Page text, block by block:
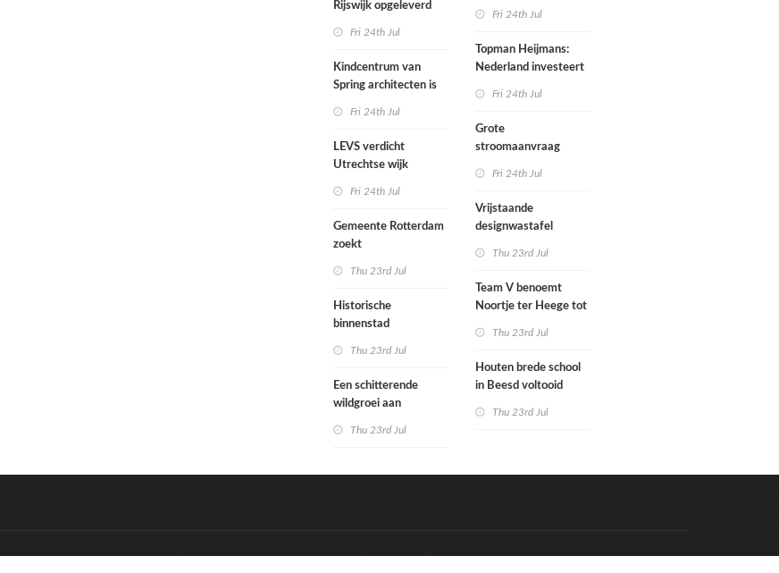
Rijswijk opgeleverd
Fri 24th Jul
Kindcentrum van
Spring architecten is
Fri 24th Jul
LEVS verdicht
Utrechtse wijk
Fri 24th Jul
Gemeente Rotterdam
zoekt
doorrekenen met
CO2-rekenmethode
Thu 23rd Jul
Historische
binnenstad
werelderfgoed
Thu 23rd Jul
Een schitterende
wildgroei aan
Thu 23rd Jul
Fri 24th Jul
Topman Heijmans:
Nederland investeert
Fri 24th Jul
Grote
stroomaanvraag
afgewezen
Fri 24th Jul
Vrijstaande
designwastafel
Thu 23rd Jul
Team V benoemt
Noortje ter Heege tot
Thu 23rd Jul
Houten brede school
in Beesd voltooid
Thu 23rd Jul